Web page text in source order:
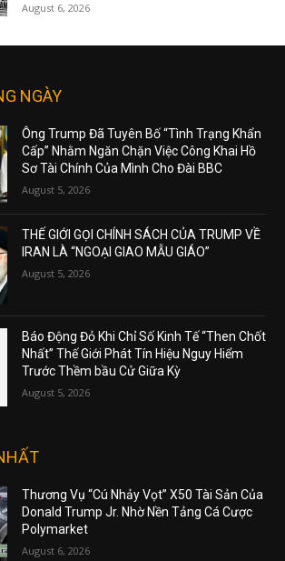
August 6, 2026
NGÀY
Ông Trump Đã Tuyên Bố “Tình Trạng Khẩn
Cấp” Nhằm Ngăn Chặn Việc Công Khai Hồ
Sơ Tài Chính Của Mình Cho Đài BBC
August 5, 2026
THẾ GIỚI GỌI CHÍNH SÁCH CỦA TRUMP VỀ
IRAN LÀ “NGOẠI GIAO MẪU GIÁO”
August 5, 2026
Báo Động Đỏ Khi Chỉ Số Kinh Tế “Then Chốt
Nhất” Thế Giới Phát Tín Hiệu Nguy Hiểm
Trước Thềm bầu Cử Giữa Kỳ
August 5, 2026
Thương Vụ “Cú Nhảy Vọt” X50 Tài Sản Của
Donald Trump Jr. Nhờ Nền Tảng Cá Cược
Polymarket
August 6, 2026